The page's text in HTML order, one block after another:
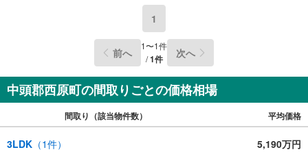
1
前へ 1〜1件
/1件 次へ
中頭郡西原町の間取りごとの価格相場
間取り（該当物件数） 平均価格
3LDK （1件） 5,190万円